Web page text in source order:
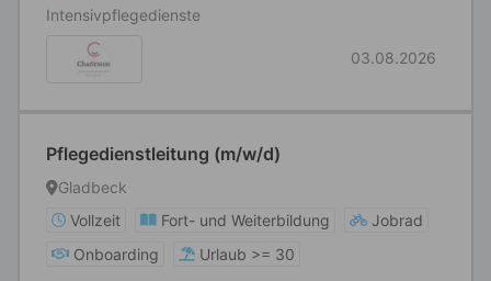
Intensivpflegedienste
03.08.2026
Pflegedienstleitung (m/w/d)
Gladbeck
Vollzeit
Fort- und Weiterbildung
Jobrad
Onboarding
Urlaub >= 30